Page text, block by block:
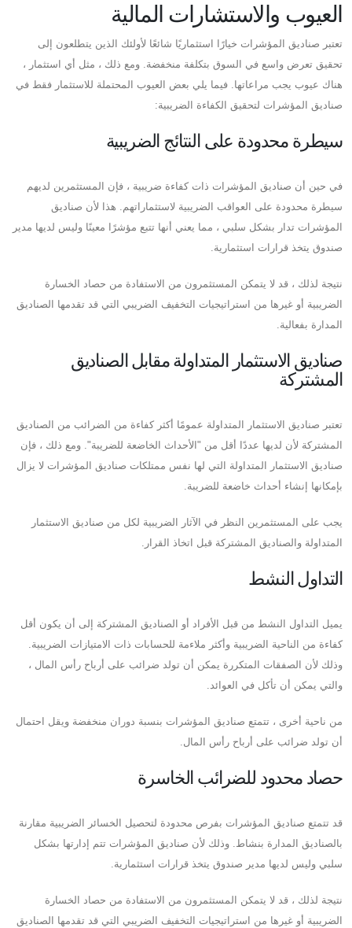
العيوب والاستشارات المالية
تعتبر صناديق المؤشرات خيارًا استثماريًا شائعًا لأولئك الذين يتطلعون إلى
تحقيق تعرض واسع في السوق بتكلفة منخفضة. ومع ذلك ، مثل أي استثمار ،
هناك عيوب يجب مراعاتها. فيما يلي بعض العيوب المحتملة للاستثمار فقط في
صناديق المؤشرات لتحقيق الكفاءة الضريبية:
سيطرة محدودة على النتائج الضريبية
في حين أن صناديق المؤشرات ذات كفاءة ضريبية ، فإن المستثمرين لديهم
سيطرة محدودة على العواقب الضريبية لاستثماراتهم. هذا لأن صناديق
المؤشرات تدار بشكل سلبي ، مما يعني أنها تتبع مؤشرًا معينًا وليس لديها مدير
صندوق يتخذ قرارات استثمارية.
نتيجة لذلك ، قد لا يتمكن المستثمرون من الاستفادة من حصاد الخسارة
الضريبية أو غيرها من استراتيجيات التخفيف الضريبي التي قد تقدمها الصناديق
المدارة بفعالية.
صناديق الاستثمار المتداولة مقابل الصناديق
المشتركة
تعتبر صناديق الاستثمار المتداولة عمومًا أكثر كفاءة من الضرائب من الصناديق
المشتركة لأن لديها عددًا أقل من "الأحداث الخاضعة للضريبة". ومع ذلك ، فإن
صناديق الاستثمار المتداولة التي لها نفس ممتلكات صناديق المؤشرات لا يزال
بإمكانها إنشاء أحداث خاضعة للضريبة.
يجب على المستثمرين النظر في الآثار الضريبية لكل من صناديق الاستثمار
المتداولة والصناديق المشتركة قبل اتخاذ القرار.
التداول النشط
يميل التداول النشط من قبل الأفراد أو الصناديق المشتركة إلى أن يكون أقل
كفاءة من الناحية الضريبية وأكثر ملاءمة للحسابات ذات الامتيازات الضريبية.
وذلك لأن الصفقات المتكررة يمكن أن تولد ضرائب على أرباح رأس المال ،
والتي يمكن أن تأكل في العوائد.
من ناحية أخرى ، تتمتع صناديق المؤشرات بنسبة دوران منخفضة ويقل احتمال
أن تولد ضرائب على أرباح رأس المال.
حصاد محدود للضرائب الخاسرة
قد تتمتع صناديق المؤشرات بفرص محدودة لتحصيل الخسائر الضريبية مقارنة
بالصناديق المدارة بنشاط. وذلك لأن صناديق المؤشرات تتم إدارتها بشكل
سلبي وليس لديها مدير صندوق يتخذ قرارات استثمارية.
نتيجة لذلك ، قد لا يتمكن المستثمرون من الاستفادة من حصاد الخسارة
الضريبية أو غيرها من استراتيجيات التخفيف الضريبي التي قد تقدمها الصناديق